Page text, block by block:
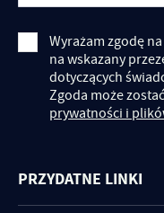
PRZYDATNE LINKI
Wyrażam zgodę
na wskazany
dotyczących
Zgoda może
prywatności i